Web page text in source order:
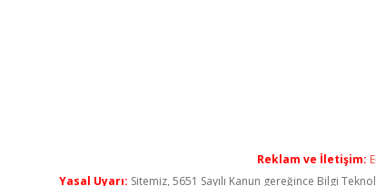
Reklam ve İletişim:
Yasal Uyarı: Sitemiz, 5651 Sayılı Kanun gereğince Bilgi